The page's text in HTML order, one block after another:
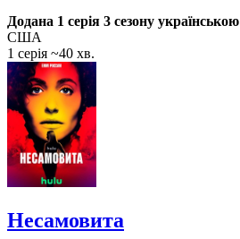
Додана 1 серія 3 сезону українською
США
1 серія ~40 хв.
Несамовита